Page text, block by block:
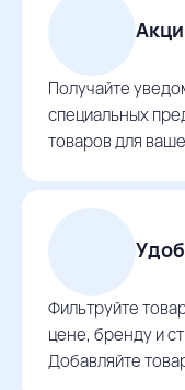
Получайте
специальных
товаров для
Фильтруйте
цене, бренду и
Добавляйте